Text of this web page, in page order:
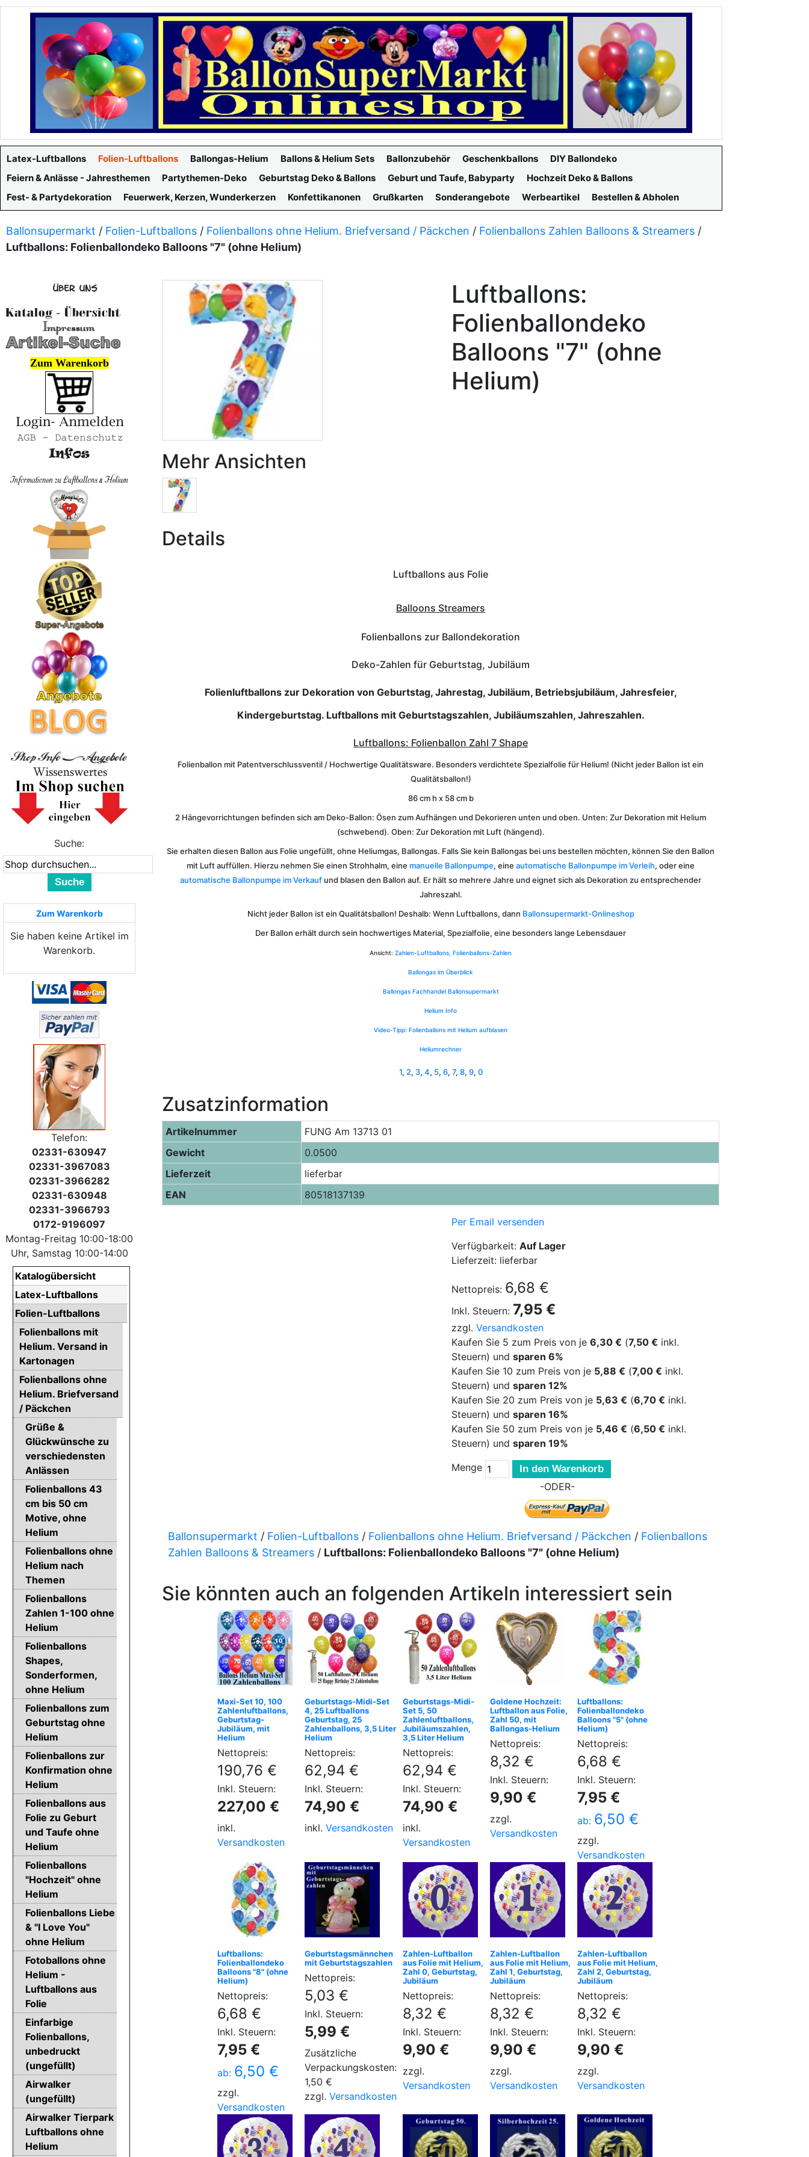
Latex-Luftballons Folien-Luftballons Ballongas-Helium Ballons & Helium Sets Ballonzubehör Geschenkballons
DIY Ballondeko
Feiern & Anlässe - Jahresthemen
Partythemen-Deko Geburtstag Deko & Ballons Geburt und Taufe, Babyparty
Hochzeit Deko & Ballons
Fest- & Partydekoration
Feuerwerk, Kerzen, Wunderkerzen Konfettikanonen Grußkarten Sonderangebote Werbeartikel Bestellen & Abholen
Ballonsupermarkt / Folien-Luftballons / Folienballons ohne Helium. Briefversand / Päckchen / Folienballons Zahlen Balloons & Streamers /
Luftballons: Folienballondeko Balloons "7" (ohne Helium)
Luftballons:
Folienballondeko
Balloons "7" (ohne
Helium)
Mehr Ansichten
Details
Luftballons aus Folie
Balloons Streamers
Folienballons zur Ballondekoration
Deko-Zahlen für Geburtstag, Jubiläum
Folienluftballons zur Dekoration von Geburtstag, Jahrestag, Jubiläum, Betriebsjubiläum, Jahresfeier,
Kindergeburtstag. Luftballons mit Geburtstagszahlen, Jubiläumszahlen, Jahreszahlen.
Luftballons: Folienballon Zahl 7 Shape
Folienballon mit Patentverschlussventil / Hochwertige Qualitätsware. Besonders verdichtete Spezialfolie für Helium! (Nicht jeder Ballon ist ein
Qualitätsballon!)
86 cm h x 58 cm b
2 Hängevorrichtungen befinden sich am Deko-Ballon: Ösen zum Aufhängen und Dekorieren unten und oben. Unten: Zur Dekoration mit Helium
(schwebend). Oben: Zur Dekoration mit Luft (hängend).
Sie erhalten diesen Ballon aus Folie ungefüllt, ohne Heliumgas, Ballongas. Falls Sie kein Ballongas bei uns bestellen möchten, können Sie den Ballon
mit Luft auffüllen. Hierzu nehmen Sie einen Strohhalm, eine manuelle Ballonpumpe, eine automatische Ballonpumpe im Verleih, oder eine
automatische Ballonpumpe im Verkauf und blasen den Ballon auf. Er hält so mehrere Jahre und eignet sich als Dekoration zu entsprechender
Jahreszahl.
Nicht jeder Ballon ist ein Qualitätsballon! Deshalb: Wenn Luftballons, dann Ballonsupermarkt-Onlineshop
Der Ballon erhält durch sein hochwertiges Material, Spezialfolie, eine besonders lange Lebensdauer
Ansicht: Zahlen-Luftballons, Folienballons-Zahlen
Ballongas im Überblick
Ballongas Fachhandel Ballonsupermarkt
Helium Info
Video-Tipp: Folienballons mit Helium aufblasen
Heliumrechner
1, 2, 3, 4, 5, 6, 7, 8, 9, 0
Zusatzinformation
Artikelnummer
FUNG Am 13713 01
Gewicht
0.0500
Lieferzeit
lieferbar
EAN
80518137139
Per Email versenden
Verfügbarkeit: Auf Lager
Lieferzeit: lieferbar
Nettopreis: 6,68 €
Inkl. Steuern: 7,95 €
zzgl. Versandkosten
Kaufen Sie 5 zum Preis von je 6,30 € (7,50 € inkl.
Steuern) und sparen 6%
Kaufen Sie 10 zum Preis von je 5,88 € (7,00 € inkl.
Steuern) und sparen 12%
Kaufen Sie 20 zum Preis von je 5,63 € (6,70 € inkl.
Steuern) und sparen 16%
Kaufen Sie 50 zum Preis von je 5,46 € (6,50 € inkl.
Steuern) und sparen 19%
Menge
In den Warenkorb
-ODER-
Ballonsupermarkt / Folien-Luftballons / Folienballons ohne Helium. Briefversand / Päckchen / Folienballons
Zahlen Balloons & Streamers / Luftballons: Folienballondeko Balloons "7" (ohne Helium)
Sie könnten auch an folgenden Artikeln interessiert sein
Maxi-Set 10, 100
Zahlenluftballons,
Geburtstag-
Jubiläum, mit
Helium
Nettopreis:
190,76 €
Inkl. Steuern:
227,00 €
inkl.
Versandkosten
Geburtstags-Midi-Set
4, 25 Luftballons
Geburtstag, 25
Zahlenballons, 3,5 Liter
Helium
Nettopreis:
62,94 €
Inkl. Steuern:
74,90 €
inkl. Versandkosten
Geburtstags-Midi-
Set 5, 50
Zahlenluftballons,
Jubiläumszahlen,
3,5 Liter Helium
Nettopreis:
62,94 €
Inkl. Steuern:
74,90 €
inkl.
Versandkosten
Goldene Hochzeit:
Luftballon aus Folie,
Zahl 50, mit
Ballongas-Helium
Nettopreis:
8,32 €
Inkl. Steuern:
9,90 €
zzgl.
Versandkosten
Luftballons:
Folienballondeko
Balloons "5" (ohne
Helium)
Nettopreis:
6,68 €
Inkl. Steuern:
7,95 €
ab: 6,50 €
zzgl.
Versandkosten
Luftballons:
Folienballondeko
Balloons "8" (ohne
Helium)
Nettopreis:
6,68 €
Inkl. Steuern:
7,95 €
ab: 6,50 €
zzgl.
Versandkosten
Geburtstagsmännchen
mit Geburtstagszahlen
Nettopreis:
5,03 €
Inkl. Steuern:
5,99 €
Zusätzliche
Verpackungskosten:
1,50 €
zzgl. Versandkosten
Zahlen-Luftballon
aus Folie mit Helium,
Zahl 0, Geburtstag,
Jubiläum
Nettopreis:
8,32 €
Inkl. Steuern:
9,90 €
zzgl.
Versandkosten
Zahlen-Luftballon
aus Folie mit Helium,
Zahl 1, Geburtstag,
Jubiläum
Nettopreis:
8,32 €
Inkl. Steuern:
9,90 €
zzgl.
Versandkosten
Zahlen-Luftballon
aus Folie mit Helium,
Zahl 2, Geburtstag,
Jubiläum
Nettopreis:
8,32 €
Inkl. Steuern:
9,90 €
zzgl.
Versandkosten
Zum Warenkorb
Suche:
Suche
Zum Warenkorb
Sie haben keine Artikel im
Warenkorb.
Telefon:
02331-630947
02331-3967083
02331-3966282
02331-630948
02331-3966793
0172-9196097
Montag-Freitag 10:00-18:00
Uhr, Samstag 10:00-14:00
Katalogübersicht
Latex-Luftballons
Folien-Luftballons
Folienballons mit
Helium. Versand in
Kartonagen
Folienballons ohne
Helium. Briefversand
/ Päckchen
Grüße &
Glückwünsche zu
verschiedensten
Anlässen
Folienballons 43
cm bis 50 cm
Motive, ohne
Helium
Folienballons ohne
Helium nach
Themen
Folienballons
Zahlen 1-100 ohne
Helium
Folienballons
Shapes,
Sonderformen,
ohne Helium
Folienballons zum
Geburtstag ohne
Helium
Folienballons zur
Konfirmation ohne
Helium
Folienballons aus
Folie zu Geburt
und Taufe ohne
Helium
Folienballons
"Hochzeit" ohne
Helium
Folienballons Liebe
& "I Love You"
ohne Helium
Fotoballons ohne
Helium -
Luftballons aus
Folie
Einfarbige
Folienballons,
unbedruckt
(ungefüllt)
Airwalker
(ungefüllt)
Airwalker Tierpark
Luftballons ohne
Helium